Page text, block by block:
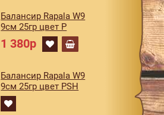
Балансир Rapala W9
9см 25гр цвет P
1 380р
Балансир Rapala W9
9см 25гр цвет PSH